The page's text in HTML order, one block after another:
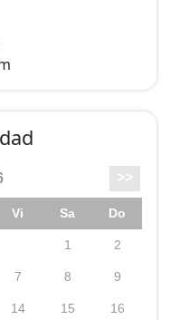
una antigua cuadra
de materiales y
, dvd, chimenea y
, vitro ,
y todo el
uso diario .
, una de
0,90 y un baño.